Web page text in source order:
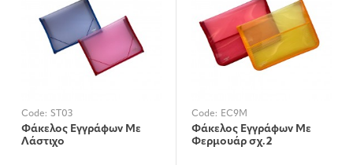
Code: ST03
Φάκελος Εγγράφων Με
Λάστιχο
Code: EC9M
Φάκελος Εγγράφων Με
Φερμουάρ σχ.2